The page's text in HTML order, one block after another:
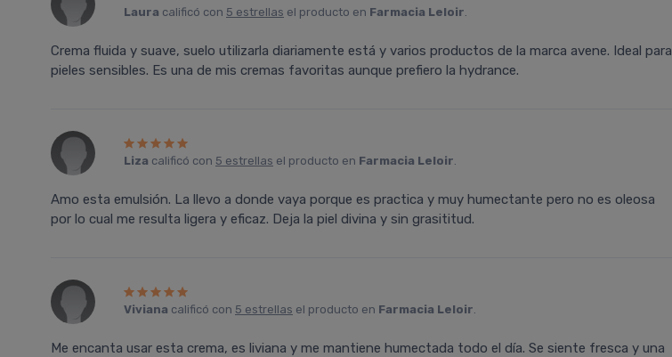
Laura calificó con 5 estrellas el producto en Farmacia Leloir.
Crema fluida y suave, suelo utilizarla diariamente está y varios productos de la marca avene. Ideal para
pieles sensibles. Es una de mis cremas favoritas aunque prefiero la hydrance.
Liza calificó con 5 estrellas el producto en Farmacia Leloir.
Amo esta emulsión. La llevo a donde vaya porque es practica y muy humectante pero no es oleosa
por lo cual me resulta ligera y eficaz. Deja la piel divina y sin grasititud.
Viviana calificó con 5 estrellas el producto en Farmacia Leloir.
Me encanta usar esta crema, es liviana y me mantiene humectada todo el día. Se siente fresca y una